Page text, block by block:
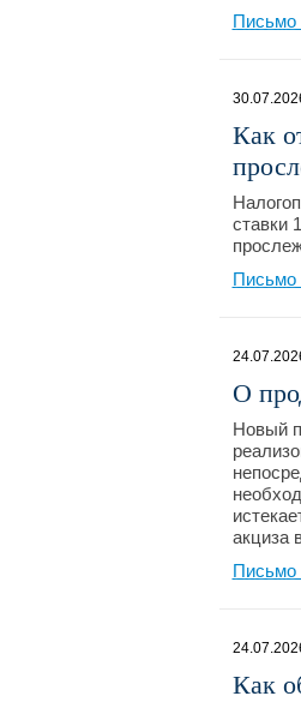
Письмо
Как
ставки
Письмо
О
Новый
акциза
Письмо
Как